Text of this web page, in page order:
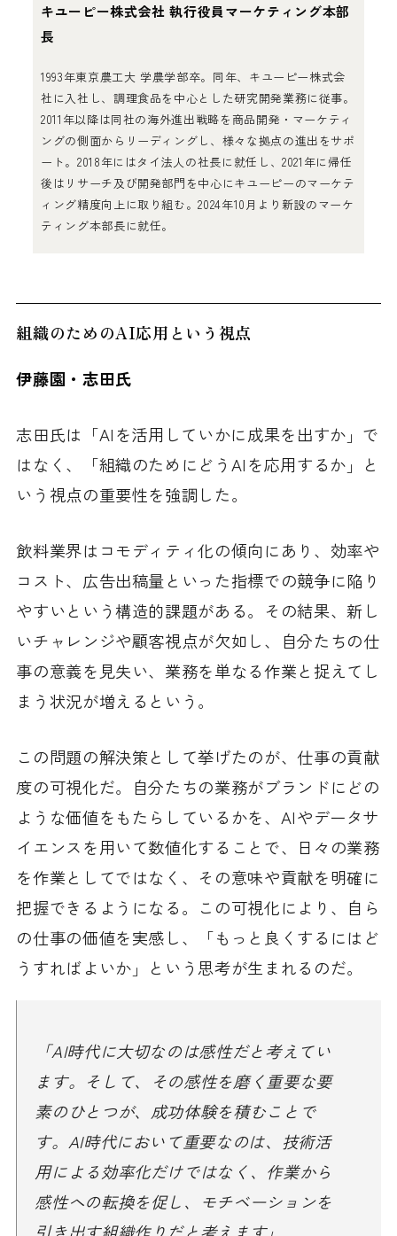
キユーピー株式会社 執行役員マーケティング本部
長
1993年東京農工大 学農学部卒。同年、キユーピー株式会
社に入社し、調理食品を中心とした研究開発業務に従事。
2011年以降は同社の海外進出戦略を商品開発・マーケティ
ングの側面からリーディングし、様々な拠点の進出をサポ
ート。2018年にはタイ法人の社長に就任し、2021年に帰任
後はリサーチ及び開発部門を中心にキユーピーのマーケテ
ィング精度向上に取り組む。2024年10月より新設のマーケ
ティング本部長に就任。
組織のためのAI応用という視点
伊藤園・志田氏
志田氏は「AIを活用していかに成果を出すか」で
はなく、「組織のためにどうAIを応用するか」と
いう視点の重要性を強調した。
飲料業界はコモディティ化の傾向にあり、効率や
コスト、広告出稿量といった指標での競争に陥り
やすいという構造的課題がある。その結果、新し
いチャレンジや顧客視点が欠如し、自分たちの仕
事の意義を見失い、業務を単なる作業と捉えてし
まう状況が増えるという。
この問題の解決策として挙げたのが、仕事の貢献
度の可視化だ。自分たちの業務がブランドにどの
ような価値をもたらしているかを、AIやデータサ
イエンスを用いて数値化することで、日々の業務
を作業としてではなく、その意味や貢献を明確に
把握できるようになる。この可視化により、自ら
の仕事の価値を実感し、「もっと良くするにはど
うすればよいか」という思考が生まれるのだ。
「AI時代に大切なのは感性だと考えてい
ます。そして、その感性を磨く重要な要
素のひとつが、成功体験を積むことで
す。AI時代において重要なのは、技術活
用による効率化だけではなく、作業から
感性への転換を促し、モチベーションを
引き出す組織作りだと考えます」